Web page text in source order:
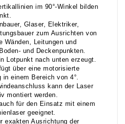
im 90°-Winkel bilden
Glaser, Elektriker,
zum Ausrichten von
Wänden, Leitungen und
und Deckenpunkten.
Lotpunkt nach unten erzeugt.
über eine motorisierte
in einem Bereich von 4°.
kann der Laser
montiert werden.
für den Einsatz mit einem
geeignet.
exakten Ausrichtung der